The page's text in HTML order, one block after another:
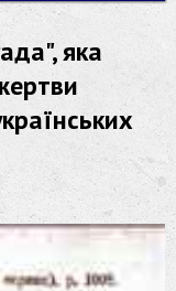
яка